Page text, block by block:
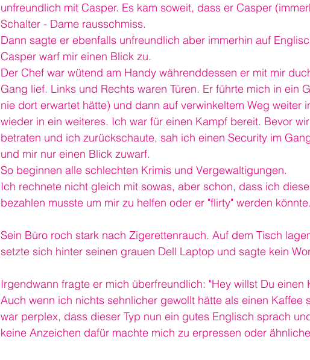
unfreundlich mit Casper. Es kam soweit, dass er Casper
Schalter - Dame rausschmiss.
Dann sagte er ebenfalls unfreundlich aber immerhin auf
Casper warf mir einen Blick zu.
Der Chef war wütend am Handy währenddessen er mit mir
Gang lief. Links und Rechts waren Türen. Er führte mich in ein
nie dort erwartet hätte) und dann auf verwinkeltem Weg weiter
wieder in ein weiteres. Ich war für einen Kampf bereit. Bevor
betraten und ich zurückschaute, sah ich einen Security im
und mir nur einen Blick zuwarf.
So beginnen alle schlechten Krimis und Vergewaltigungen.
Ich rechnete nicht gleich mit sowas, aber schon, dass ich
bezahlen musste um mir zu helfen oder er "flirty" werden könnte.
Sein Büro roch stark nach Zigerettenrauch. Auf dem Tisch
setzte sich hinter seinen grauen Dell Laptop und sagte kein
Irgendwann fragte er mich überfreundlich: "Hey willst Du einen
Auch wenn ich nichts sehnlicher gewollt hätte als einen Kaffee
war perplex, dass dieser Typ nun ein gutes Englisch sprach
keine Anzeichen dafür machte mich zu erpressen oder